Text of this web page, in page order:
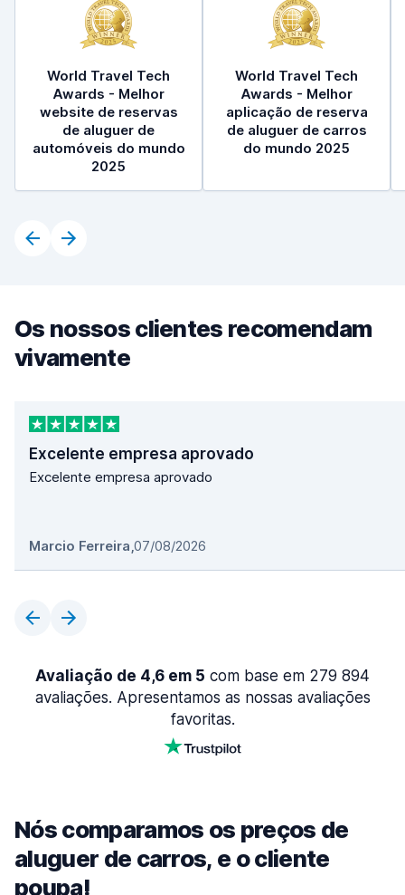
World Travel Tech
Awards - Melhor
website de reservas
de aluguer de
automóveis do mundo
2025
World Travel Tech
Awards - Melhor
aplicação de reserva
de aluguer de carros
do mundo 2025
Os nossos clientes recomendam
vivamente
Excelente empresa aprovado
Excelente empresa aprovado
Marcio Ferreira,07/08/2026
Avaliação de 4,6 em 5 com base em 279 894
avaliações. Apresentamos as nossas avaliações
favoritas.
Nós comparamos os preços de
aluguer de carros, e o cliente
poupa!